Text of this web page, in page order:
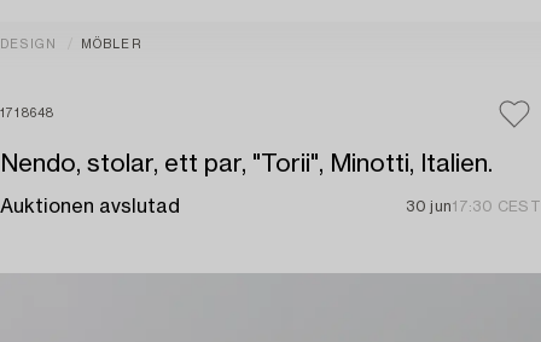
DESIGN MÖBLER
1718648
Nendo, stolar, ett par, "Torii", Minotti, Italien.
Auktionen avslutad 30 jun17:30 CEST